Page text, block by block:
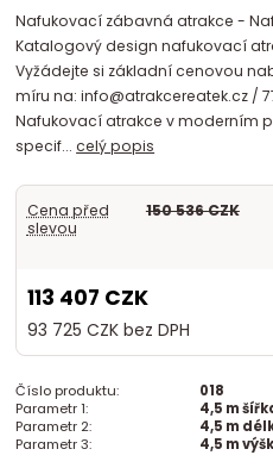
Nafukovací zábavná atrakce -
Katalogový design nafukovací
Vyžádejte si základní cenovou
míru na: info@atrakcereatek.cz /
Nafukovací atrakce v moderním
specif...celý popis
Cena před
slevou
150 536 CZK
113 407 CZK
93 725 CZK bez DPH
Číslo produktu:
018
Parametr 1:
4,5 m
Parametr 2:
4,5 m
Parametr 3:
4,5 m